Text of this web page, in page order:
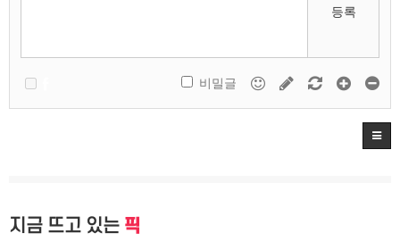
등록
비밀글
지금 뜨고 있는 픽